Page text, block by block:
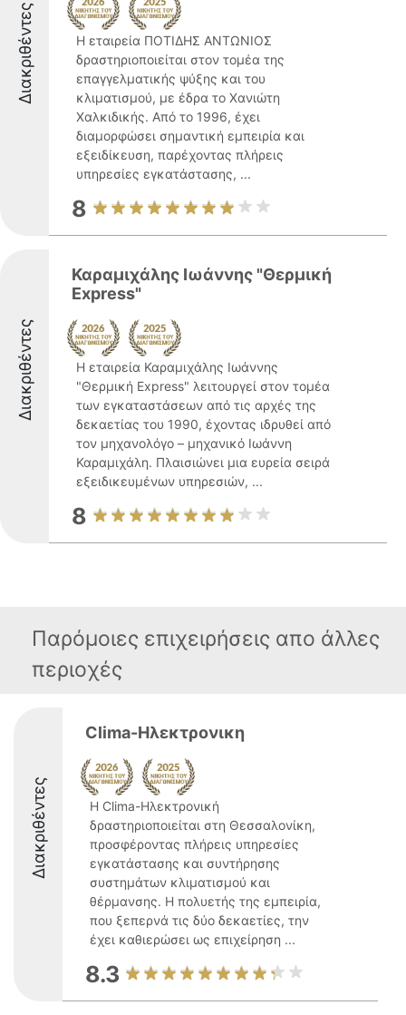
Διακριθέντες
Η εταιρεία ΠΟΤΙΔΗΣ ΑΝΤΩΝΙΟΣ
δραστηριοποιείται στον τομέα της
επαγγελματικής ψύξης και του
κλιματισμού, με έδρα το Χανιώτη
Χαλκιδικής. Από το 1996, έχει
διαμορφώσει σημαντική εμπειρία και
εξειδίκευση, παρέχοντας πλήρεις
υπηρεσίες εγκατάστασης, ...
8
Διακριθέντες
Καραμιχάλης Ιωάννης "Θερμική
Express"
Η εταιρεία Καραμιχάλης Ιωάννης
"Θερμική Express" λειτουργεί στον τομέα
των εγκαταστάσεων από τις αρχές της
δεκαετίας του 1990, έχοντας ιδρυθεί από
τον μηχανολόγο – μηχανικό Ιωάννη
Καραμιχάλη. Πλαισιώνει μια ευρεία σειρά
εξειδικευμένων υπηρεσιών, ...
8
Παρόμοιες επιχειρήσεις απο άλλες
περιοχές
Διακριθέντες
Clima-Ηλεκτρονικη
Η Clima-Ηλεκτρονική
δραστηριοποιείται στη Θεσσαλονίκη,
προσφέροντας πλήρεις υπηρεσίες
εγκατάστασης και συντήρησης
συστημάτων κλιματισμού και
θέρμανσης. Η πολυετής της εμπειρία,
που ξεπερνά τις δύο δεκαετίες, την
έχει καθιερώσει ως επιχείρηση ...
8.3